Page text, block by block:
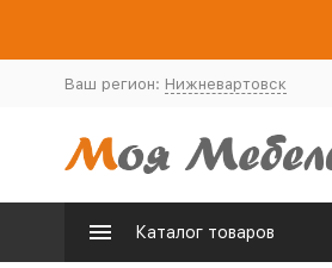
Ваш регион: Нижневартовск
Каталог товаров